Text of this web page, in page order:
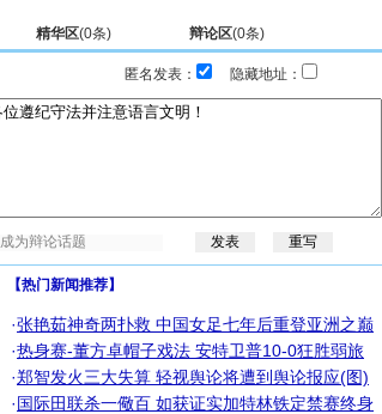
精华区(0条) 辩论区(0条)
匿名发表： 隐藏地址：
【热门新闻推荐】
·张艳茹神奇两扑救 中国女足七年后重登亚洲之巅
·热身赛-董方卓帽子戏法 安特卫普10-0狂胜弱旅
·郑智发火三大失算 轻视舆论将遭到舆论报应(图)
·国际田联杀一儆百 如获证实加特林铁定禁赛终身